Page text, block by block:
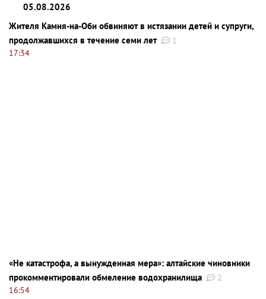
05.08.2026
Жителя Камня-на-Оби обвиняют в истязании детей и супруги,
продолжавшихся в течение семи лет
1
17:34
«Не катастрофа, а вынужденная мера»: алтайские чиновники
прокомментировали обмеление водохранилища
2
16:54